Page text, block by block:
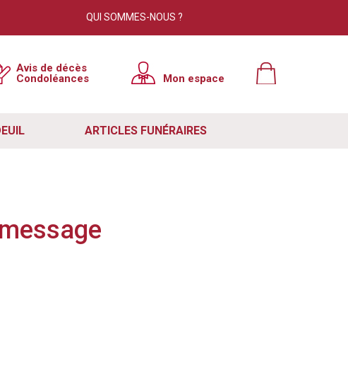
QUI SOMMES-NOUS ?
Avis de décès
Condoléances
Mon espace
ARTICLES FUNÉRAIRES
×
en haut de votre navigateur, puis relancer
notre lutte contre le spam. Si vous